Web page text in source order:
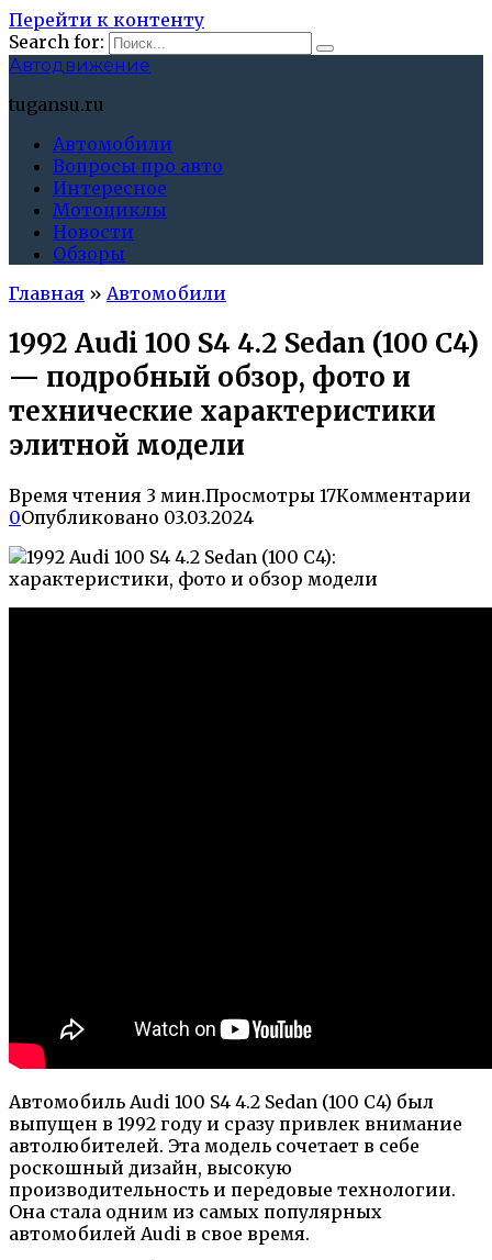
Перейти к контенту
Search for:
Автодвижение
tugansu.ru
Автомобили
Вопросы про авто
Интересное
Мотоциклы
Новости
Обзоры
Главная » Автомобили
1992 Audi 100 S4 4.2 Sedan (100 C4)
— подробный обзор, фото и
технические характеристики
элитной модели
Время чтения 3 мин.Просмотры 17Комментарии
0Опубликовано 03.03.2024
Автомобиль Audi 100 S4 4.2 Sedan (100 C4) был
выпущен в 1992 году и сразу привлек внимание
автолюбителей. Эта модель сочетает в себе
роскошный дизайн, высокую
производительность и передовые технологии.
Она стала одним из самых популярных
автомобилей Audi в свое время.